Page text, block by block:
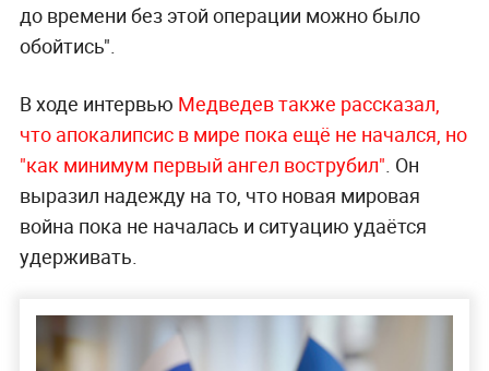
до времени без этой операции можно было
обойтись".
В ходе интервью Медведев также рассказал,
что апокалипсис в мире пока ещё не начался, но
"как минимум первый ангел вострубил". Он
выразил надежду на то, что новая мировая
война пока не началась и ситуацию удаётся
удерживать.